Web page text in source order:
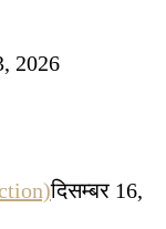
2026
दिसम्बर 16,